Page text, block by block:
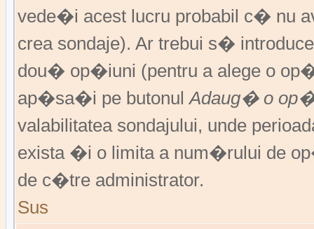
vede�i acest lucru probabil c� nu
crea sondaje). Ar trebui s�
dou� op�iuni (pentru a alege o
ap�sa�i pe butonulAdaug� o
valabilitatea sondajului, unde
exista �i o limita a num�rului de
de c�tre administrator.
Sus